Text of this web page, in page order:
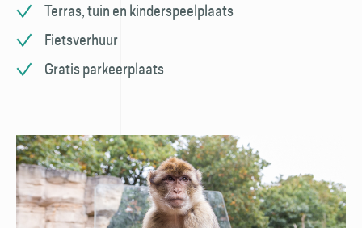
Terras, tuin en kinderspeelplaats
Fietsverhuur​
Gratis parkeerplaats